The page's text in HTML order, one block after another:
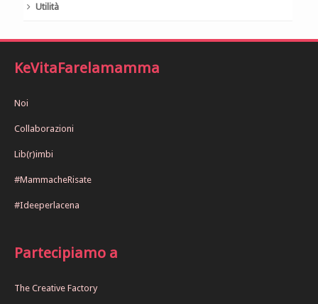
Utilità
KeVitaFarelamamma
Noi
Collaborazioni
Lib(r)imbi
#MammacheRisate
#Ideeperlacena
Partecipiamo a
The Creative Factory